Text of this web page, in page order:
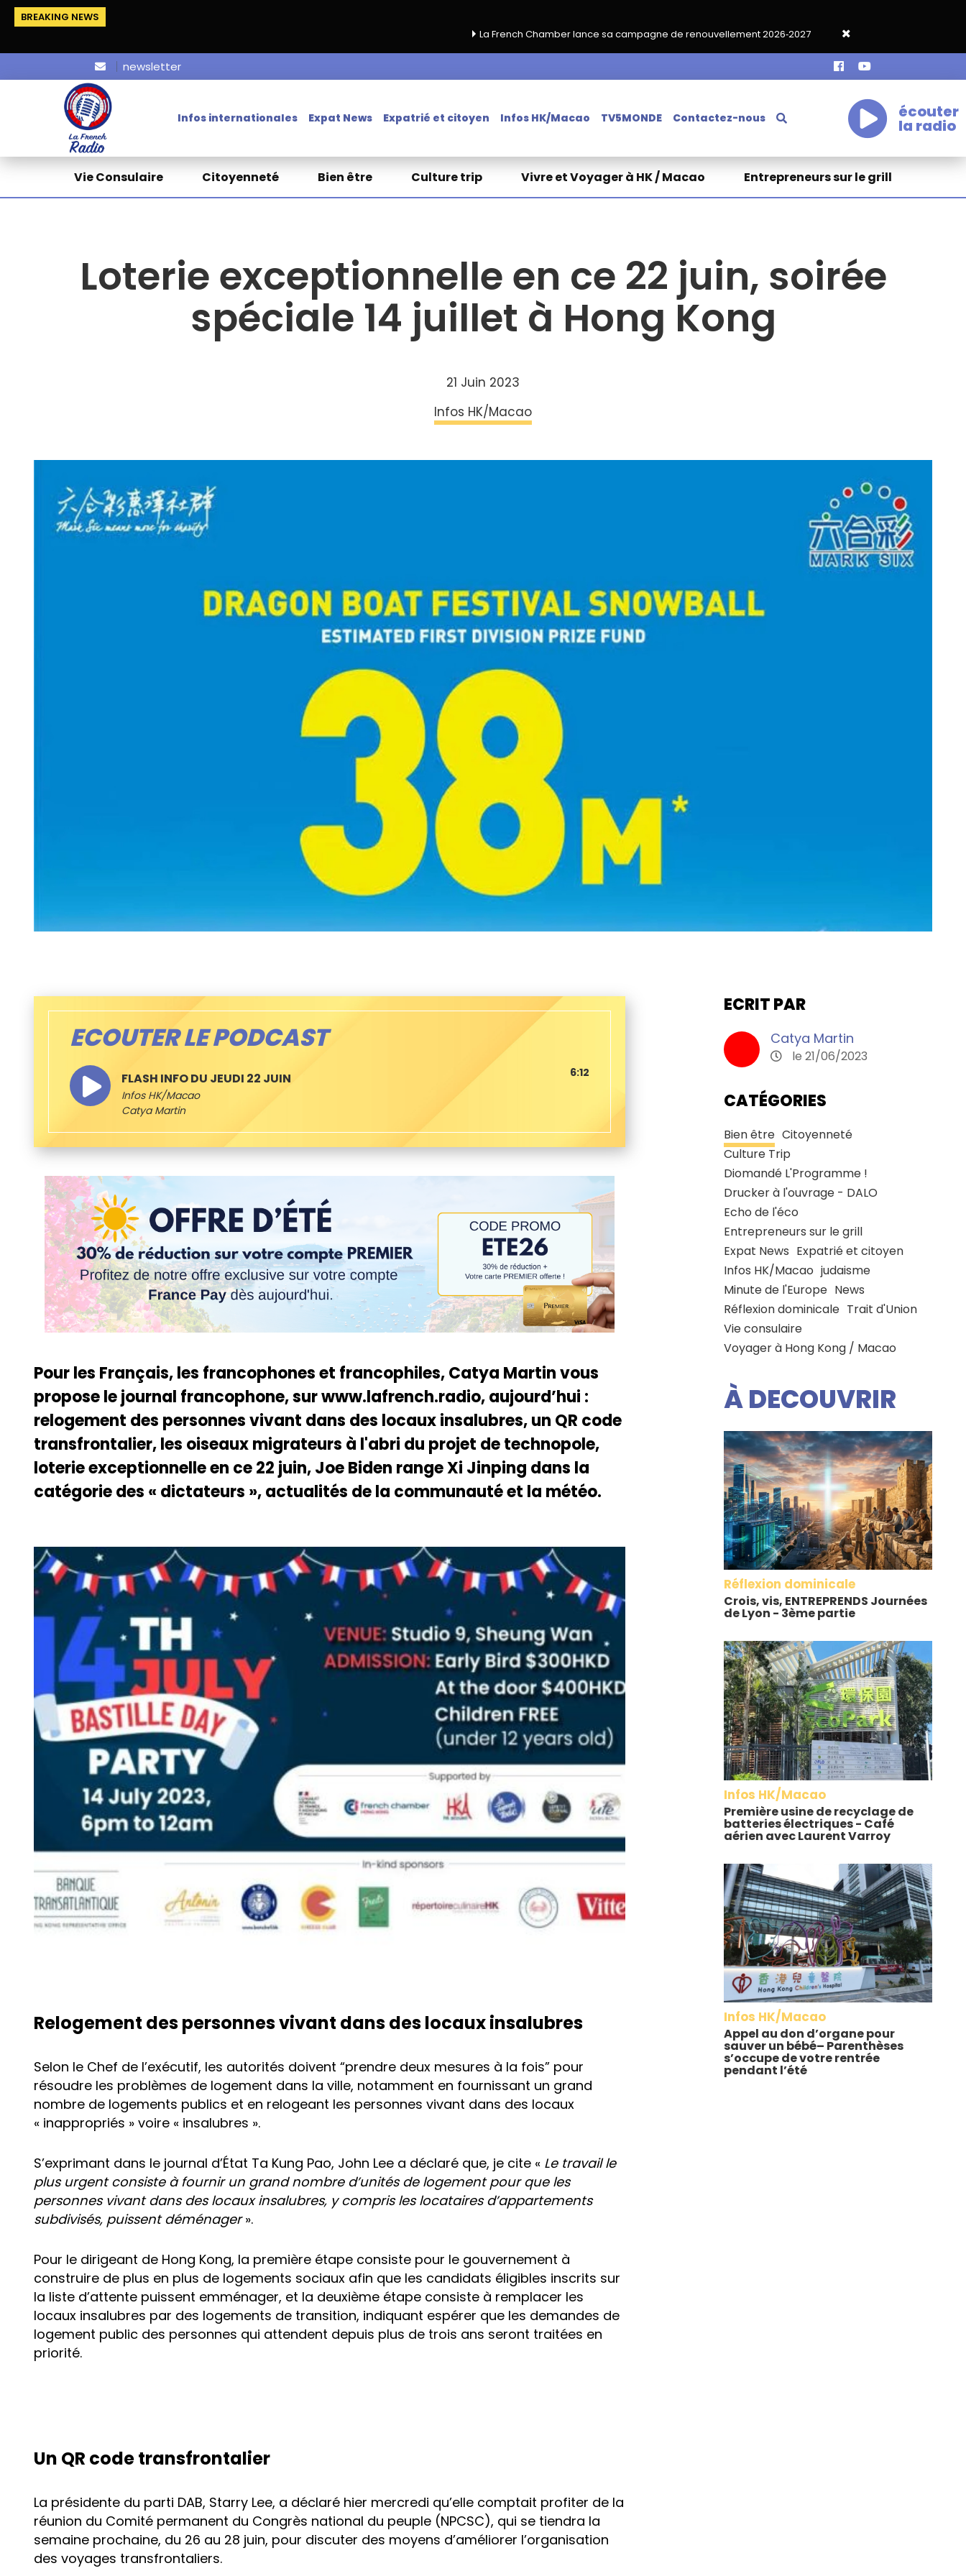
BREAKING NEWS
La French Chamber lance sa campagne de renouvellement 2026‑2027
Grand café de rentrée HKA le vendredi 18
newsletter
Infos internationales Expat News Expatrié et citoyen Infos HK/Macao TV5MONDE Contactez-nous écouter
la radio
Vie Consulaire Citoyenneté Bien être Culture trip Vivre et Voyager à HK / Macao Entrepreneurs sur le grill
Loterie exceptionnelle en ce 22 juin, soirée
spéciale 14 juillet à Hong Kong
21 Juin 2023
Infos HK/Macao
ECOUTER LE PODCAST
FLASH INFO DU JEUDI 22 JUIN
Infos HK/Macao
Catya Martin
6:12
Pour les Français, les francophones et francophiles, Catya Martin vous
propose le journal francophone, sur www.lafrench.radio, aujourd’hui :
relogement des personnes vivant dans des locaux insalubres, un QR code
transfrontalier, les oiseaux migrateurs à l'abri du projet de technopole,
loterie exceptionnelle en ce 22 juin, Joe Biden range Xi Jinping dans la
catégorie des « dictateurs », actualités de la communauté et la météo.
Relogement des personnes vivant dans des locaux insalubres
Selon le Chef de l’exécutif, les autorités doivent “prendre deux mesures à la fois” pour
résoudre les problèmes de logement dans la ville, notamment en fournissant un grand
nombre de logements publics et en relogeant les personnes vivant dans des locaux
« inappropriés » voire « insalubres ».
S’exprimant dans le journal d’État Ta Kung Pao, John Lee a déclaré que, je cite « Le travail le
plus urgent consiste à fournir un grand nombre d’unités de logement pour que les
personnes vivant dans des locaux insalubres, y compris les locataires d’appartements
subdivisés, puissent déménager».
Pour le dirigeant de Hong Kong, la première étape consiste pour le gouvernement à
construire de plus en plus de logements sociaux afin que les candidats éligibles inscrits sur
la liste d’attente puissent emménager, et la deuxième étape consiste à remplacer les
locaux insalubres par des logements de transition, indiquant espérer que les demandes de
logement public des personnes qui attendent depuis plus de trois ans seront traitées en
priorité.
Un QR code transfrontalier
La présidente du parti DAB, Starry Lee, a déclaré hier mercredi qu’elle comptait profiter de la
réunion du Comité permanent du Congrès national du peuple (NPCSC), qui se tiendra la
semaine prochaine, du 26 au 28 juin, pour discuter des moyens d’améliorer l’organisation
des voyages transfrontaliers.
ECRIT PAR
Catya Martin
le 21/06/2023
CATÉGORIES
Bien être Citoyenneté
Culture Trip
Diomandé L'Programme !
Drucker à l'ouvrage - DALO
Echo de l'éco
Entrepreneurs sur le grill
Expat News Expatrié et citoyen
Infos HK/Macao judaisme
Minute de l'Europe News
Réflexion dominicale Trait d'Union
Vie consulaire
Voyager à Hong Kong / Macao
À DECOUVRIR
Réflexion dominicale
Crois, vis, ENTREPRENDS Journées
de Lyon - 3ème partie
Infos HK/Macao
Première usine de recyclage de
batteries électriques - Café
aérien avec Laurent Varroy
Infos HK/Macao
Appel au don d’organe pour
sauver un bébé– Parenthèses
s’occupe de votre rentrée
pendant l’été